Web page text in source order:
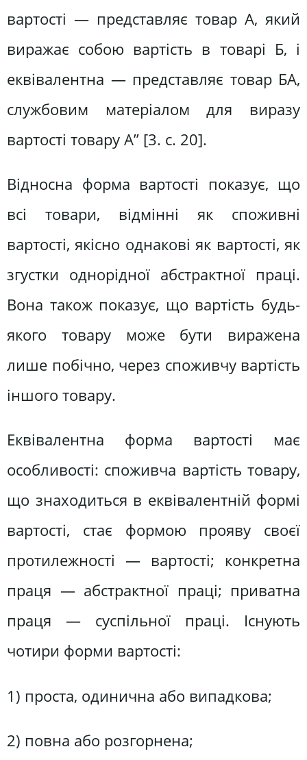
вартості — представляє товар А, який
виражає собою вартість в товарі Б, і
еквівалентна — представляє товар БА,
службовим матеріалом для виразу
вартості товару А” [3. с. 20].
Відносна форма вартості показує, що
всі товари, відмінні як споживні
вартості, якісно однакові як вартості, як
згустки однорідної абстрактної праці.
Вона також показує, що вартість будь-
якого товару може бути виражена
лише побічно, через споживчу вартість
іншого товару.
Еквівалентна форма вартості має
особливості: споживча вартість товару,
що знаходиться в еквівалентній формі
вартості, стає формою прояву своєї
протилежності — вартості; конкретна
праця — абстрактної праці; приватна
праця — суспільної праці. Існують
чотири форми вартості:
1) проста, одинична або випадкова;
2) повна або розгорнена;